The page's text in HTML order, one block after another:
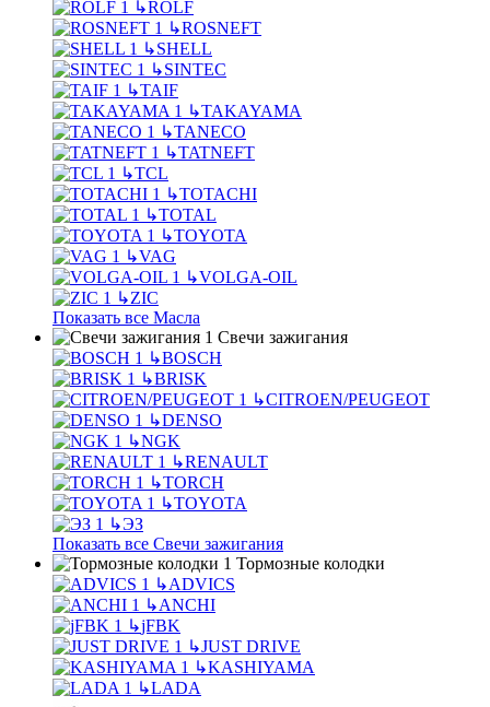
↳ROLF
↳ROSNEFT
↳SHELL
↳SINTEC
↳TAIF
↳TAKAYAMA
↳TANECO
↳TATNEFT
↳TCL
↳TOTACHI
↳TOTAL
↳TOYOTA
↳VAG
↳VOLGA-OIL
↳ZIC
Показать все Масла
Свечи зажигания
↳BOSCH
↳BRISK
↳CITROEN/PEUGEOT
↳DENSO
↳NGK
↳RENAULT
↳TORCH
↳TOYOTA
↳ЭЗ
Показать все Свечи зажигания
Тормозные колодки
↳ADVICS
↳ANCHI
↳jFBK
↳JUST DRIVE
↳KASHIYAMA
↳LADA